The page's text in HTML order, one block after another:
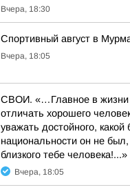
Вчера, 18:30
Спортивный август в
Вчера, 18:05
СВОИ. «…Главное в жизни
отличать хорошего
уважать достойного,
национальности он не был,
близкого тебе человека!...»
Вчера, 18:05